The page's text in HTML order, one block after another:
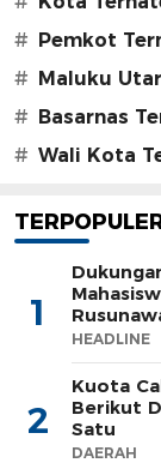
#
Pemkot
#
Maluku
#
Basarnas
# Wali Kota
1
HEADLINE
2
Kuota
Berikut
Satu
DAERAH